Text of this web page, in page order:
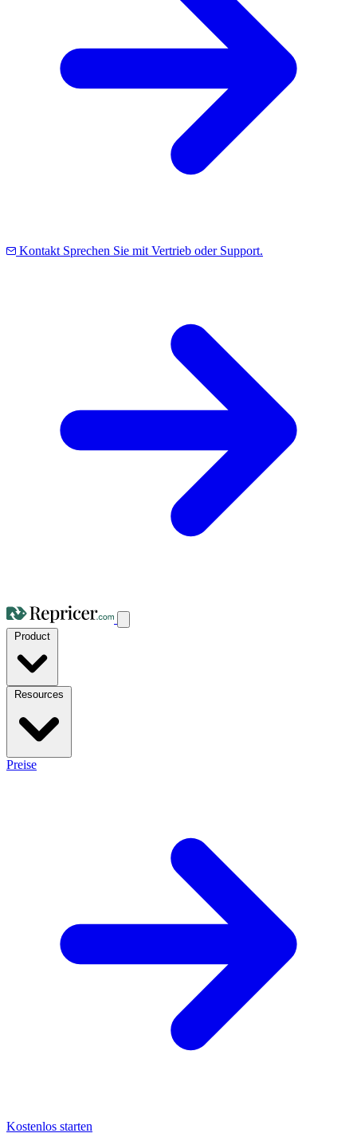
Kontakt Sprechen Sie mit Vertrieb oder Support.
Preise
Kostenlos starten